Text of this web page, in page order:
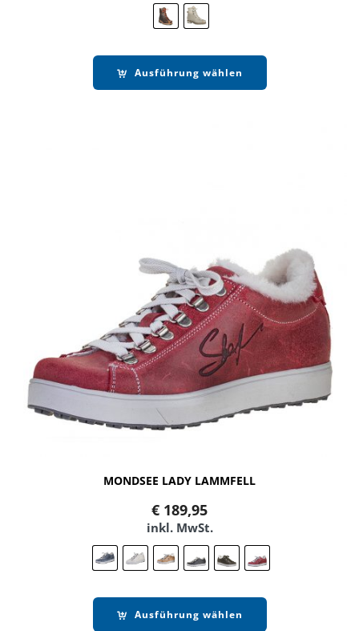
Ausführung wählen
MONDSEE LADY LAMMFELL
€ 189,95
inkl. MwSt.
Ausführung wählen